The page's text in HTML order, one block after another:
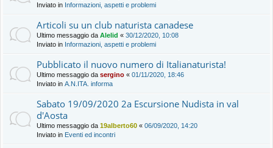
Inviato in Informazioni, aspetti e problemi
Articoli su un club naturista canadese
Ultimo messaggio da Alelid « 30/12/2020, 10:08
Inviato in Informazioni, aspetti e problemi
Pubblicato il nuovo numero di Italianaturista!
Ultimo messaggio da sergino « 01/11/2020, 18:46
Inviato in A.N.ITA. informa
Sabato 19/09/2020 2a Escursione Nudista in val
d'Aosta
Ultimo messaggio da 19alberto60 « 06/09/2020, 14:20
Inviato in Eventi ed incontri